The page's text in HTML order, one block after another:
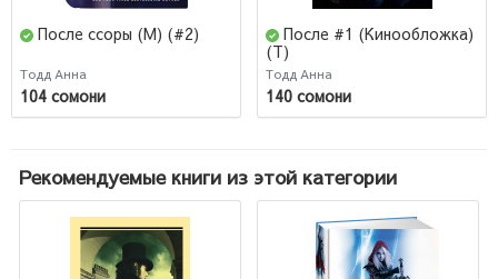
После ссоры (М) (#2)
Тодд Анна
104 сомони
После #1 (Кинообложка)
(Т)
Тодд Анна
140 сомони
Рекомендуемые книги из этой категории